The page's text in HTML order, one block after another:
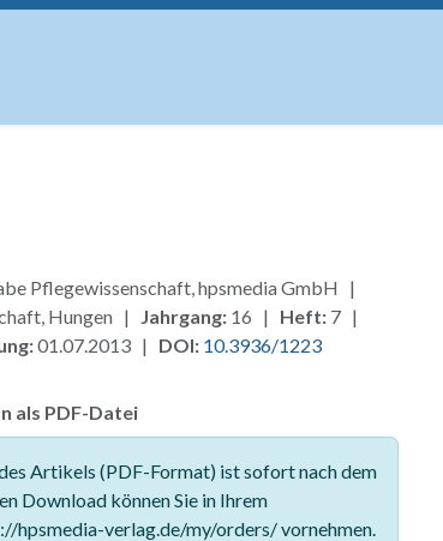
Pflegewissenschaft, hpsmedia GmbH |
Hungen | Jahrgang:16 | Heft:7 |
01.07.2013 | DOI: 10.3936/1223
als PDF-Datei
Artikels (PDF-Format) ist sofort nach dem
Download können Sie in Ihrem
hpsmedia-verlag.de/my/orders/ vornehmen.